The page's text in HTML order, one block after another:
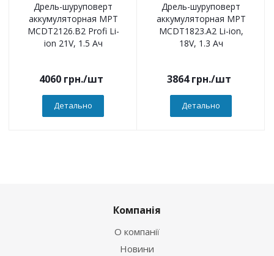
Дрель-шуруповерт
аккумуляторная MPT
MCDT2126.B2 Profi Li-
ion 21V, 1.5 Ач
4060грн./шт
Детально
Дрель-шуруповерт
аккумуляторная MPT
MCDT1823.A2 Li-ion,
18V, 1.3 Ач
3864грн./шт
Детально
Компанія
О компанії
Новини